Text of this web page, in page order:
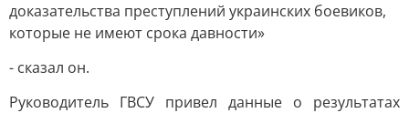
доказательства преступлений украинских боевиков,
которые не имеют срока давности»
- сказал он.
Руководитель ГВСУ привел данные о результатах